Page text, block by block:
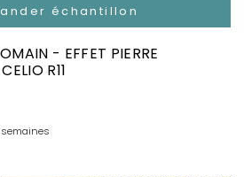
échantillon
- EFFET PIERRE
R11